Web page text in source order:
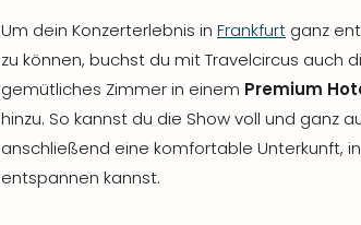
Um dein Konzerterlebnis in Frankfurt ganz
zu können, buchst du mit Travelcircus auch
gemütliches Zimmer in einem Premium
hinzu. So kannst du die Show voll und ganz
anschließend eine komfortable Unterkunft,
entspannen kannst.